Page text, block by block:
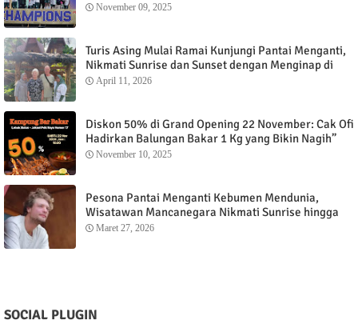
November 09, 2025
Turis Asing Mulai Ramai Kunjungi Pantai Menganti,
Nikmati Sunrise dan Sunset dengan Menginap di
Menganti Cottage
April 11, 2026
Diskon 50% di Grand Opening 22 November: Cak Ofi
Hadirkan Balungan Bakar 1 Kg yang Bikin Nagih”
November 10, 2025
Pesona Pantai Menganti Kebumen Mendunia,
Wisatawan Mancanegara Nikmati Sunrise hingga
Sunset dari Menganti Cottage
Maret 27, 2026
SOCIAL PLUGIN